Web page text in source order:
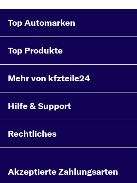
Top Automarken
Top Produkte
Mehr von kfzteile24
Hilfe & Support
Rechtliches
Akzeptierte Zahlungsarten